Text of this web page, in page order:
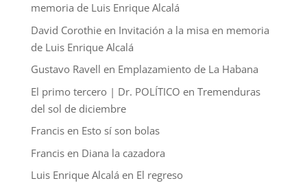
memoria de Luis Enrique Alcalá
David Corothieen Invitación a la misa en memoria
de Luis Enrique Alcalá
Gustavo Ravell en Emplazamiento de La Habana
El primo tercero | Dr. POLÍTICO en Tremenduras
del sol de diciembre
Francisen Esto sí son bolas
Francisen Diana la cazadora
Luis Enrique Alcalá en El regreso